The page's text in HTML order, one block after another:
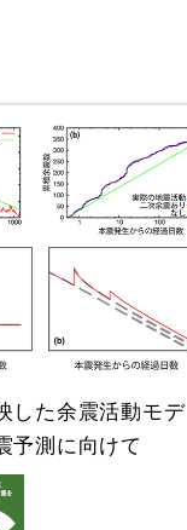
した余震活動モデ
予測に向けて